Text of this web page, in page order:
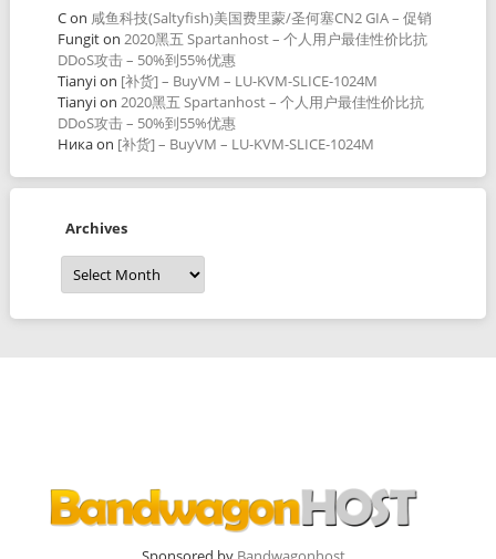
Con 咸鱼科技(Saltyfish)美国费里蒙/圣何塞CN2 GIA – 促销
Fungiton 2020黑五 Spartanhost – 个人用户最佳性价比抗
DDoS攻击 – 50%到55%优惠
Tianyion [补货] – BuyVM – LU-KVM-SLICE-1024M
Tianyion 2020黑五 Spartanhost – 个人用户最佳性价比抗
DDoS攻击 – 50%到55%优惠
Никаon [补货] – BuyVM – LU-KVM-SLICE-1024M
Archives
Archives